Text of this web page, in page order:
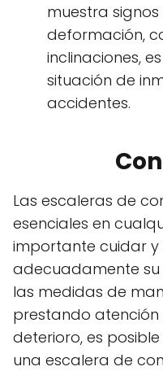
muestra
deformación,
inclinaciones,
situación de
accidentes.
Las escaleras de
esenciales en
importante cuidar
adecuadamente su
las medidas de
prestando
deterioro, es
una escalera de